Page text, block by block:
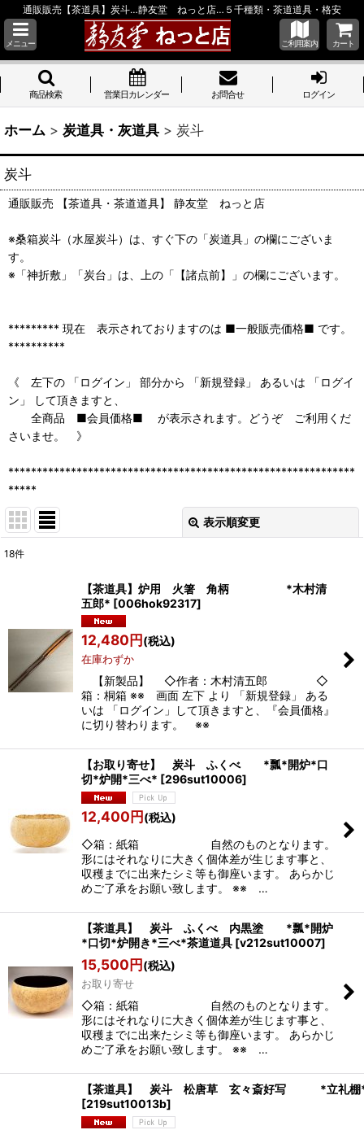
通販販売【茶道具】炭斗…静友堂 ねっと店…５千種類・茶道道具・格安
メニュー ご利用案内 カート
商品検索 営業日カレンダー お問合せ ログイン
ホーム > 炭道具・灰道具 > 炭斗
炭斗
通販販売 【茶道具・茶道道具】 静友堂 ねっと店
※桑箱炭斗（水屋炭斗）は、すぐ下の「炭道具」の欄にございま
す。
※「神折敷」「炭台」は、上の「【諸点前】」の欄にございます。
********* 現在 表示されておりますのは ■一般販売価格■ です。
**********
《 左下の 「ログイン」 部分から 「新規登録」 あるいは 「ログイ
ン」 して頂きますと、
全商品 ■会員価格■ が表示されます。どうぞ ご利用くだ
さいませ。 》
*************************************************************
*****
表示順変更
18件
【茶道具】炉用 火箸 角柄 *木村清
五郎* [006hok92317]
12,480円(税込)
在庫わずか
【新製品】 ◇作者：木村清五郎 ◇
箱：桐箱 ※※ 画面 左下 より 「新規登録」 ある
いは 「ログイン」して頂きますと、『会員価格』
に切り替わります。 ※※
【お取り寄せ】 炭斗 ふくべ *瓢*開炉*口
切*炉開*三べ* [296sut10006]
12,400円(税込)
◇箱：紙箱 自然のものとなります。
形にはそれなりに大きく個体差が生じます事と、
収穫までに出来たシミ等も御座います。 あらかじ
めご了承をお願い致します。 ※※ …
【茶道具】 炭斗 ふくべ 内黒塗 *瓢*開炉
*口切*炉開き*三べ*茶道道具 [v212sut10007]
15,500円(税込)
お取り寄せ
◇箱：紙箱 自然のものとなります。
形にはそれなりに大きく個体差が生じます事と、
収穫までに出来たシミ等も御座います。 あらかじ
めご了承をお願い致します。 ※※ …
【茶道具】 炭斗 松唐草 玄々斎好写 *立礼棚
[219sut10013b]